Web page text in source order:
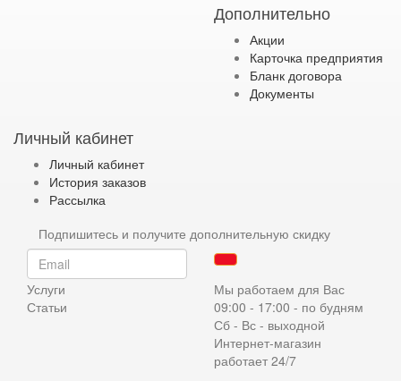
Дополнительно
Акции
Карточка предприятия
Бланк договора
Документы
Личный кабинет
Личный кабинет
История заказов
Рассылка
Подпишитесь и получите дополнительную скидку
Услуги
Статьи
Мы работаем для Вас
09:00 - 17:00 - по будням
Сб - Вс - выходной
Интернет-магазин
работает 24/7